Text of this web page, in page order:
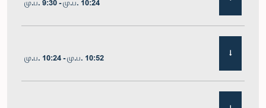
மு.ப. 9:30 - மு.ப. 10:24
மு.ப. 10:24 - மு.ப. 10:52